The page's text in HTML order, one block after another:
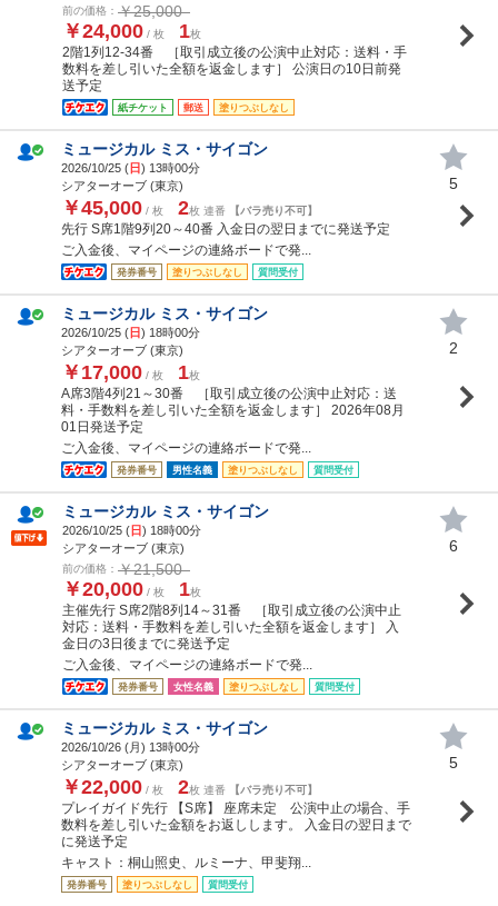
前の価格： ￥25,000
￥24,000 / 枚 1枚
2階1列12-34番 ［取引成立後の公演中止対応：送料・手
数料を差し引いた全額を返金します］ 公演日の10日前発
送予定
紙チケット 郵送 塗りつぶしなし
ミュージカル ミス・サイゴン
2026/10/25 (日) 13時00分
シアターオーブ (東京)
￥45,000 / 枚 2枚 連番 【バラ売り不可】
先行 S席1階9列20～40番 入金日の翌日までに発送予定
ご入金後、マイページの連絡ボードで発...
発券番号 塗りつぶしなし 質問受付
5
ミュージカル ミス・サイゴン
2026/10/25 (日) 18時00分
シアターオーブ (東京)
￥17,000 / 枚 1枚
A席3階4列21～30番 ［取引成立後の公演中止対応：送
料・手数料を差し引いた全額を返金します］ 2026年08月
01日発送予定
ご入金後、マイページの連絡ボードで発...
発券番号 男性名義 塗りつぶしなし 質問受付
2
ミュージカル ミス・サイゴン
2026/10/25 (日) 18時00分
シアターオーブ (東京)
前の価格： ￥21,500
￥20,000 / 枚 1枚
主催先行 S席2階8列14～31番 ［取引成立後の公演中止
対応：送料・手数料を差し引いた全額を返金します］ 入
金日の3日後までに発送予定
ご入金後、マイページの連絡ボードで発...
発券番号 女性名義 塗りつぶしなし 質問受付
6
ミュージカル ミス・サイゴン
2026/10/26 (月) 13時00分
シアターオーブ (東京)
￥22,000 / 枚 2枚 連番 【バラ売り不可】
プレイガイド先行 【S席】 座席未定 公演中止の場合、手
数料を差し引いた金額をお返しします。 入金日の翌日まで
に発送予定
キャスト：桐山照史、ルミーナ、甲斐翔...
発券番号 塗りつぶしなし 質問受付
5